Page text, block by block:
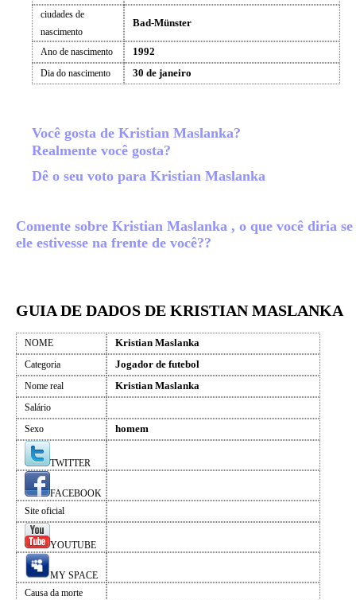
ciudades de
nascimento
Bad-Münster
Ano de nascimento 1992
Dia do nascimento 30 de janeiro
Você gosta de Kristian Maslanka?
Realmente você gosta?
Dê o seu voto para Kristian Maslanka
Comente sobre Kristian Maslanka , o que você diria se
ele estivesse na frente de você??
GUIA DE DADOS DE KRISTIAN MASLANKA
NOME Kristian Maslanka
Categoria Jogador de futebol
Nome real Kristian Maslanka
Salário
Sexo
homem
TWITTER
FACEBOOK
Site oficial
YOUTUBE
MY SPACE
Causa da morte